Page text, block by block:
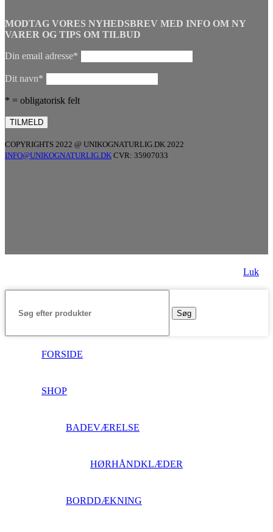
MODTAG VORES NYHEDSBREV MED INFO OM NY
VARER OG TIPS OM TILBUD
Din email adresse*
Dit navn*
* = obligatorisk felt
COPYRIGHTS 2022 @ UNIKOGNATURLIG.DK 2022
INFO@UNIKOGNATURLIG.DK CVR: 35907033
Luk
Søg
FORSIDE
SHOP
BADEVÆRELSE
HØRHÅNDKLÆDER
BORDDÆKNING